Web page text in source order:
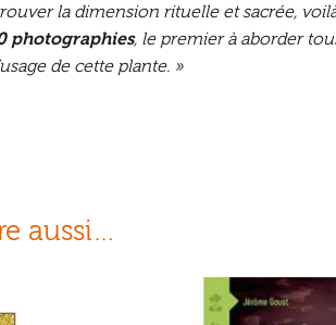
la dimension rituelle et sacrée,
photographies, le premier à aborder
de cette plante. »
aussi…